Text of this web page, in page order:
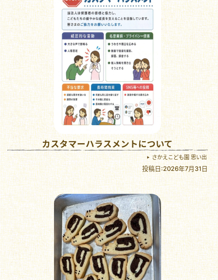
カスタマーハラスメントについて
さかえこども園 思い出
投稿日:2026年7月31日